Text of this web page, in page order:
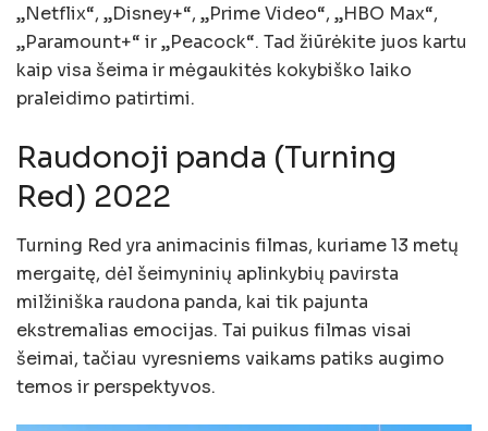
„Netflix“, „Disney+“, „Prime Video“, „HBO Max“,
„Paramount+“ ir „Peacock“. Tad žiūrėkite juos kartu
kaip visa šeima ir mėgaukitės kokybiško laiko
praleidimo patirtimi.
Raudonoji panda (Turning
Red) 2022
Turning Red yra animacinis filmas, kuriame 13 metų
mergaitę, dėl šeimyninių aplinkybių pavirsta
milžiniška raudona panda, kai tik pajunta
ekstremalias emocijas. Tai puikus filmas visai
šeimai, tačiau vyresniems vaikams patiks augimo
temos ir perspektyvos.